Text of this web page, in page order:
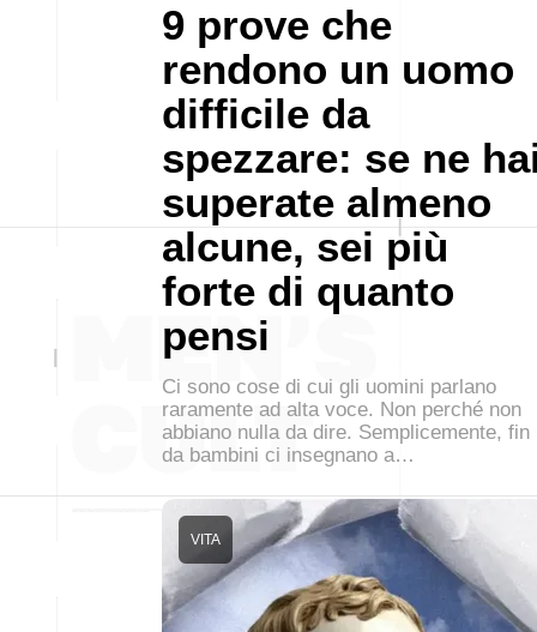
9 prove che
rendono un uomo
difficile da
spezzare: se ne
superate almeno
alcune, sei più
forte di quanto
pensi
Ci sono cose di cui gli uomini parlano
raramente ad alta voce. Non perché non
abbiano nulla da dire. Semplicemente, fin
da bambini ci insegnano a…
VITA